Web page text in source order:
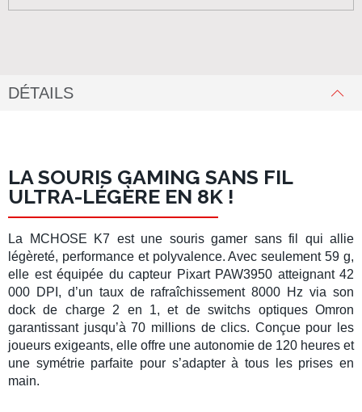
DÉTAILS
LA SOURIS GAMING SANS FIL
ULTRA-LÉGÈRE EN 8K !
La MCHOSE K7 est une souris gamer sans fil
qui allie
légèreté, performance et polyvalence. Avec seulement59 g,
elle est équipée du capteur Pixart PAW3950 atteignant 42
000 DPI , d’un taux de rafraîchissement 8000 Hz via son
dock de charge 2 en 1, et deswitchs optiques Omron
garantissant jusqu’à 70 millions de clics. Conçue pour les
joueurs exigeants, elle offre une autonomie de 120 heures et
une symétrie parfaite pour s’adapter à tous les prises en
main.